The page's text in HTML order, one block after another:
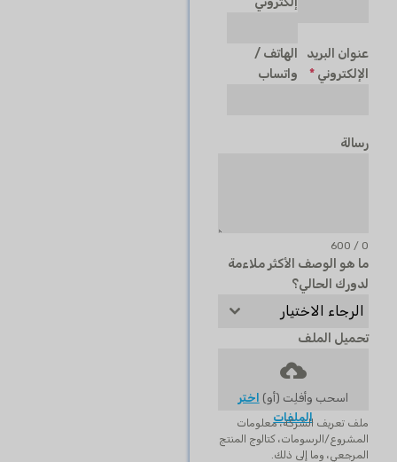
عنوان البريد
الإلكتروني *
الهاتف /
واتساب
رسالة
0 / 600
ما هو الوصف الأكثر ملاءمة
لدورك الحالي؟
الرجاء الاختيار
تحميل الملف
اسحب وأفلِت (أو) اختر
الملفات
ملف تعريف الشركة، معلومات
المشروع/الرسومات، كتالوج المنتج
المرجعي، وما إلى ذلك.